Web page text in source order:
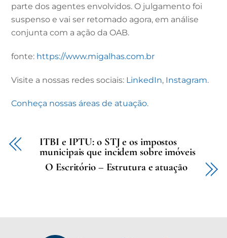
parte dos agentes envolvidos. O julgamento foi
suspenso e vai ser retomado agora, em análise
conjunta com a ação da OAB.
fonte: https://www.migalhas.com.br
Visite a nossas redes sociais: LinkedIn, Instagram.
Conheça nossas áreas de atuação.
ITBI e IPTU: o STJ e os impostos
municipais que incidem sobre imóveis
O Escritório – Estrutura e atuação